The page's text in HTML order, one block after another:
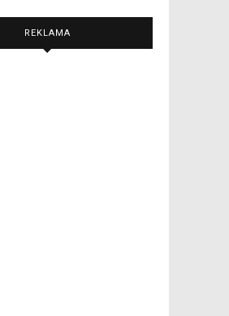
REKLAMA